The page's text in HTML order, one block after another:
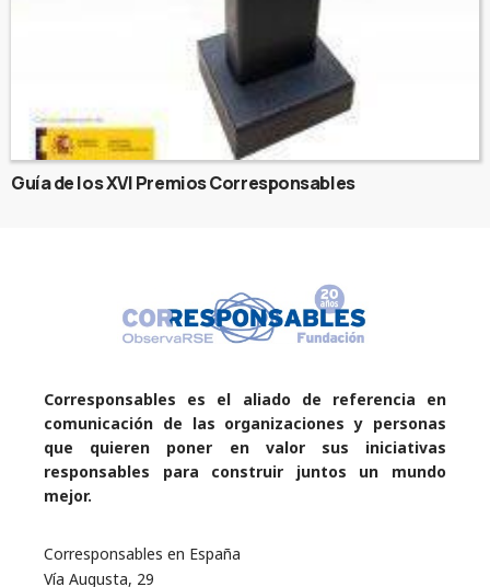
Guía de los XVI Premios Corresponsables
Corresponsables es el aliado de referencia en
comunicación de las organizaciones y personas
que quieren poner en valor sus iniciativas
responsables para construir juntos un mundo
mejor.
Corresponsables en España
Vía Augusta, 29